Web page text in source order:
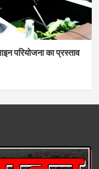
परियोजना का प्रस्ताव